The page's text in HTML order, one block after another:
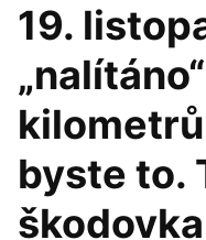
19.
byste to.